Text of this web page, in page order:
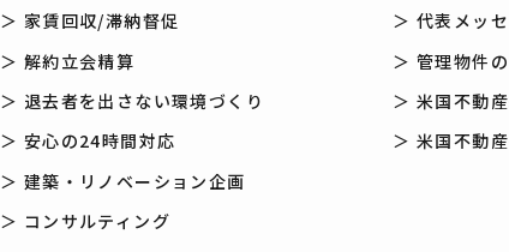
＞ 家賃回収/滞納督促
＞ 解約立会精算
＞ 退去者を出さない環境づくり
＞ 安心の24時間対応
＞ 建築・リノベーション企画
＞ コンサルティング
＞ 代表メッ
＞ 管理物件
＞ 米国不動
＞ 米国不動